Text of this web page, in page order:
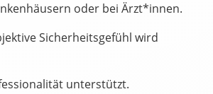
oder bei Ärzt*innen.
Sicherheitsgefühl wird
unterstützt.